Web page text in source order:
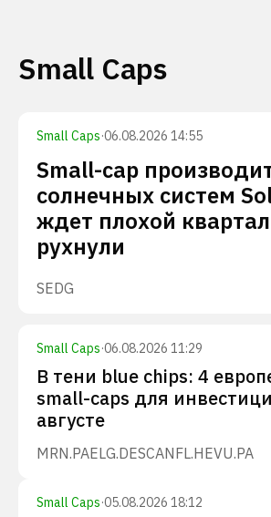
Small Caps
Small Caps·06.08.2026 14:55
Small-cap
солнечных систем
ждет плохой
рухнули
SEDG
Small Caps·06.08.2026 11:29
В тени blue chips: 4
small-caps для
августе
MRN.PAELG.DESCANFL.HEVU.PA
Small Caps·05.08.2026 18:12